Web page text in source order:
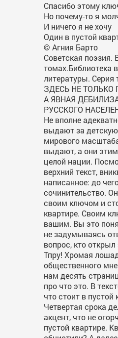
Спасибо этому
Но почему-то я
И ничего я не хочу
Один в пустой
© Агния Барто
Советская поэзия.
томах.Библиотека
литературы. Серия
ЗДЕСЬ НЕ ТОЛЬКО
А ЯВНАЯ
РУССКОГО
Не вполне
выдают за
мирового
выдают, а они
целой нации.
верхний текст,
написанное: до
сочинительство.
своим ключом и
квартире. Своим
вашим. Вы это
не задумываясь
вопрос, кто открыл
Тпру! Хромая
общественного
нам десять
про что это. В
что стоит в пустой
Четвертая срока
акцент, что не
пустой квартире.